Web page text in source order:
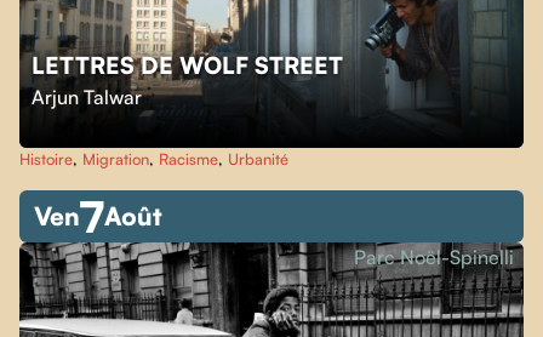
LETTRES DE WOLF STREET
Arjun Talwar
Histoire, Migration, Racisme, Urbanité
Ven7Août
Parc Noël-Spinelli